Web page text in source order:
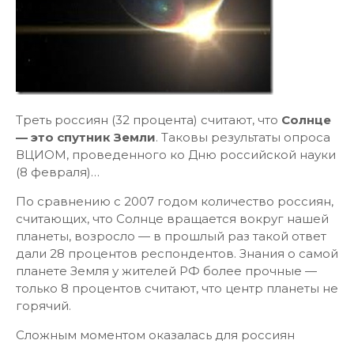
Треть россиян (32 процента) считают, что Солнце
— это спутник Земли. Таковы результаты опроса
ВЦИОМ, проведенного ко Дню российской науки
(8 февраля)…
По сравнению с 2007 годом количество россиян,
считающих, что Солнце вращается вокруг нашей
планеты, возросло — в прошлый раз такой ответ
дали 28 процентов респондентов. Знания о самой
планете Земля у жителей РФ более прочные —
только 8 процентов считают, что центр планеты не
горячий.
Сложным моментом оказалась для россиян